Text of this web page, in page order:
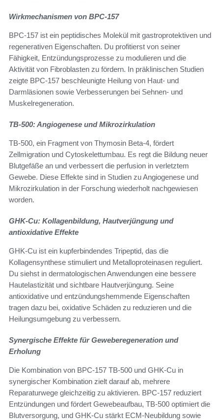
Wirkmechanismen von BPC-157
BPC-157 ist ein peptidisches Molekül mit gastroprotektiven und
regenerativen Eigenschaften. Du profitierst von seiner
Fähigkeit, Entzündungsprozesse zu modulieren und die
Aktivität von Fibroblasten zu fördern. In präklinischen Studien
zeigte BPC-157 beschleunigte Heilung von Haut- und
Darmläsionen sowie Verbesserungen bei Sehnen- und
Muskelregeneration.
TB-500: Angiogenese und Mikrozirkulation
TB-500, ein Fragment von Thymosin Beta-4, fördert
Zellmigration und Cytoskelettumbau. Es regt die Bildung neuer
Blutgefäße an und verbessert die perfusion in verletztem
Gewebe. Diese Effekte sind in Studien zu Angiogenese und
Mikrozirkulation in der Forschung wiederholt nachgewiesen
worden.
GHK-Cu: Kollagenbildung, Hautverjüngung und
antioxidative Effekte
GHK-Cu ist ein kupferbindendes Tripeptid, das die
Kollagensynthese stimuliert und Metalloproteinasen reguliert.
Du siehst in dermatologischen Anwendungen eine bessere
Hautelastizität und sichtbare Hautverjüngung. Seine
antioxidative und entzündungshemmende Eigenschaften
tragen dazu bei, oxidative Schäden zu reduzieren und die
Heilungsumgebung zu verbessern.
Synergische Effekte für Geweberegeneration und
Erholung
Die Kombination von BPC-157 TB-500 und GHK-Cu in
synergischer Kombination zielt darauf ab, mehrere
Reparaturwege gleichzeitig zu aktivieren. BPC-157 reduziert
Entzündungen und fördert Gewebeaufbau, TB-500 optimiert die
Blutversorgung, und GHK-Cu stärkt ECM-Neubildung sowie